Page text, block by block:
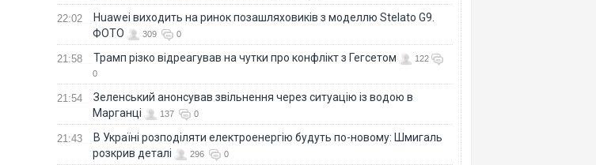
22:02
Huawei виходить на ринок позашляховиків з моделлю Stelato G9.
ФОТО
309 0
21:58 Трамп різко відреагував на чутки про конфлікт з Гегсетом
122
0
21:54
Зеленський анонсував звільнення через ситуацію із водою в
Марганці
137 0
21:43
В Україні розподіляти електроенергію будуть по-новому: Шмигаль
розкрив деталі
296 0